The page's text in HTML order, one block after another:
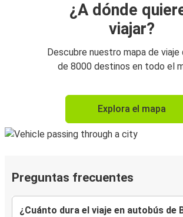
¿A dónde
viajar?
Descubre nuestro mapa de viaje
de 8000 destinos en todo el
Explora el mapa
Preguntas frecuentes
¿Cuánto dura el viaje en autobús de